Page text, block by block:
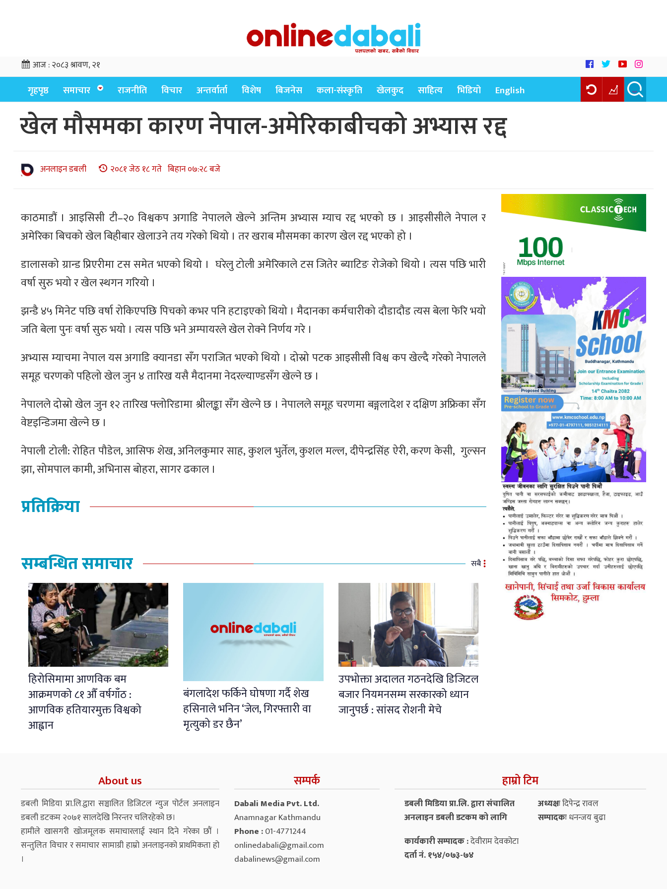
आज :२०८३ श्रावण, २१
गृहपृष्ठ समाचार राजनीति विचार अन्तर्वार्ता विशेष बिजनेस कला-संस्कृति खेलकुद साहित्य भिडियो English
खेल मौसमका कारण नेपाल-अमेरिकाबीचको अभ्यास रद्द
अनलाइन डबली २०८१ जेठ १८ गते बिहान ०७:२८ बजे
काठमाडौं । आइसिसी टी–२० विश्वकप अगाडि नेपालले खेल्ने अन्तिम अभ्यास म्याच रद्द भएको छ । आइसीसीले नेपाल र
अमेरिका बिचको खेल बिहीबार खेलाउने तय गरेको थियो । तर खराब मौसमका कारण खेल रद्द भएको हो ।
डालासको ग्रान्ड प्रिएरीमा टस समेत भएको थियो । घरेलु टोली अमेरिकाले टस जितेर ब्याटिङ रोजेको थियो । त्यस पछि भारी
वर्षा सुरु भयो र खेल स्थगन गरियो ।
झन्डै ४५ मिनेट पछि वर्षा रोकिएपछि पिचको कभर पनि हटाइएको थियो । मैदानका कर्मचारीको दौडादौड त्यस बेला फेरि भयो
जति बेला पुनः वर्षा सुरु भयो । त्यस पछि भने अम्पायरले खेल रोक्ने निर्णय गरे ।
अभ्यास म्याचमा नेपाल यस अगाडि क्यानडा सँग पराजित भएको थियो । दोस्रो पटक आइसीसी विश्व कप खेल्दै गरेको नेपालले
समूह चरणको पहिलो खेल जुन ४ तारिख यसै मैदानमा नेदरल्याण्डसँग खेल्ने छ ।
नेपालले दोस्रो खेल जुन १२ तारिख फ्लोरिडामा श्रीलङ्का सँग खेल्ने छ । नेपालले समूह चरणमा बङ्गलादेश र दक्षिण अफ्रिका सँग
वेष्टइन्डिजमा खेल्ने छ ।
नेपाली टोली: रोहित पौडेल, आसिफ शेख, अनिलकुमार साह, कुशल भुर्तेल, कुशल मल्ल, दीपेन्द्रसिंह ऐरी, करण केसी, गुल्सन
झा, सोमपाल कामी, अभिनास बोहरा, सागर ढकाल ।
प्रतिक्रिया
सम्बन्धित समाचार सबै
हिरोसिमामा आणविक बम
आक्रमणको ८१ औँ वर्षगाँठ :
आणविक हतियारमुक्त विश्वको
आह्वान
बंगलादेश फर्किने घोषणा गर्दै शेख
हसिनाले भनिन ‘जेल, गिरफ्तारी वा
मृत्युको डर छैन’
उपभोक्ता अदालत गठनदेखि डिजिटल
बजार नियमनसम्म सरकारको ध्यान
जानुपर्छ : सांसद रोशनी मेचे
About us
डबली मिडिया प्रा.लि.द्वारा सञ्चालित डिजिटल न्युज पोर्टल अनलाइन
डबली डटकम २०७१ सालदेखि निरन्तर चलिरहेको छ।
हामीले खासगरी खोजमूलक समाचारलाई स्थान दिने गरेका छौं ।
सन्तुलित विचार र समाचार सामाग्री हाम्रो अनलाइनको प्राथमिकता हो
।
सम्पर्क
Dabali Media Pvt. Ltd.
Anamnagar Kathmandu
Phone :01-4771244
onlinedabali@gmail.com
dabalinews@gmail.com
हाम्रो टिम
डबली मिडिया प्रा.लि. द्वारा संचालित
अनलाइन डबली डटकम को लागि
अध्यक्षःदिपेन्द्र रावल
सम्पादकःधनन्‍जय बुढा
कार्यकारी सम्पादक :देवीराम देवकोटा
दर्ता नं. १५४/०७३-७४